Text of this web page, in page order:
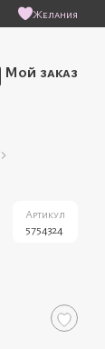
Желания
Мой заказ
Артикул
5754324